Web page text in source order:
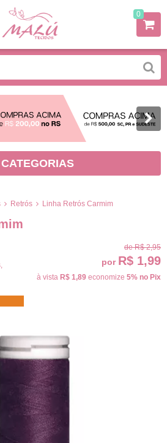
0
CATEGORIAS
Retrós Linha Retrós Carmim
de R$ 2,95
por R$ 1,99
à vista R$ 1,89 economize 5% no Pix